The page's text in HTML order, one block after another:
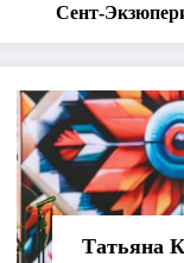
Сент-
переведут на
хореографии
Татьяна